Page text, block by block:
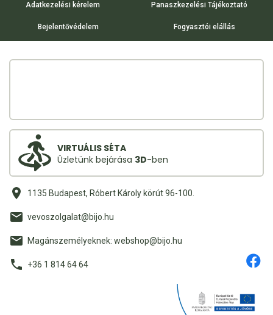
Adatkezelési kérelem Panaszkezelési Tájékoztató
Bejelentővédelem Fogyasztói elállás
VIRTUÁLIS SÉTA
Üzletünk bejárása 3D-ben
1135 Budapest, Róbert Károly körút 96-100.
vevoszolgalat@bijo.hu
Magánszemélyeknek: webshop@bijo.hu
+36 1 814 64 64